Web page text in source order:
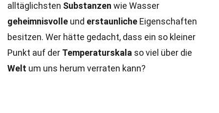
alltäglichsten Substanzen wie Wasser
geheimnisvolle und erstaunliche Eigenschaften
besitzen. Wer hätte gedacht, dass ein so kleiner
Punkt auf der Temperaturskala so viel über die
Welt um uns herum verraten kann?